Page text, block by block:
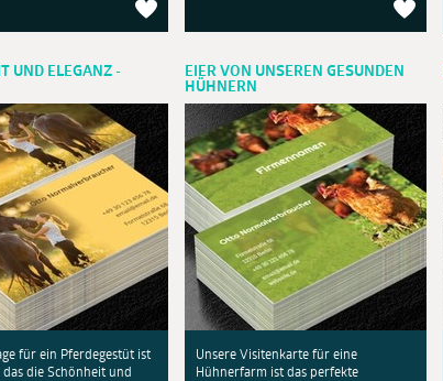
UND ELEGANZ -
für ein Pferdegestüt ist
das die Schönheit und
EIER VON UNSEREN GESUNDEN
HÜHNERN
Unsere Visitenkarte für eine
Hühnerfarm ist das perfekte